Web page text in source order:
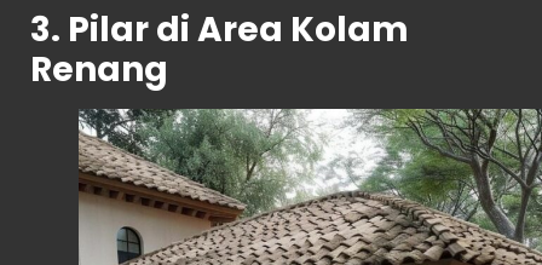
3. Pilar di Area Kolam
Renang